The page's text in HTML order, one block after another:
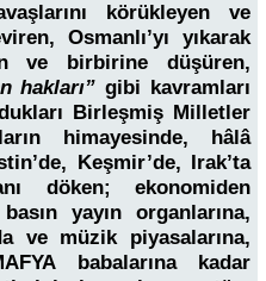
körükleyen ve
Osmanlı’yı yıkarak
ve birbirine düşüren,
hakları” gibi kavramları
Birleşmiş Milletler
himayesinde, hâlâ
Keşmir’de, Irak’ta
döken; ekonomiden
yayın organlarına,
ve müzik piyasalarına,
babalarına kadar